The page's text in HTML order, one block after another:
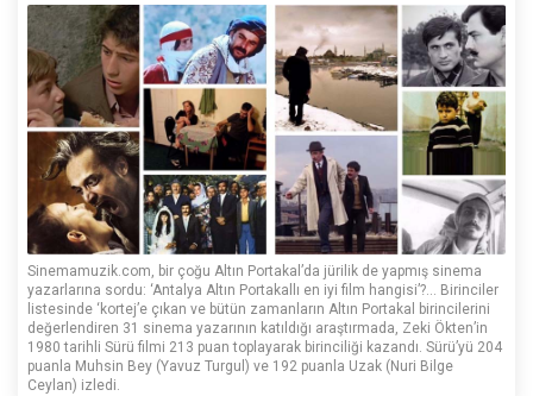
Sinemamuzik.com, bir çoğu Altın Portakal’da jürilik de yapmış sinema
yazarlarına sordu: ‘Antalya Altın Portakallı en iyi film hangisi’?... Birinciler
listesinde ‘kortej’e çıkan ve bütün zamanların Altın Portakal birincilerini
değerlendiren 31 sinema yazarının katıldığı araştırmada, Zeki Ökten’in
1980 tarihli Sürü filmi 213 puan toplayarak birinciliği kazandı. Sürü’yü 204
puanla Muhsin Bey (Yavuz Turgul) ve 192 puanla Uzak (Nuri Bilge
Ceylan) izledi.